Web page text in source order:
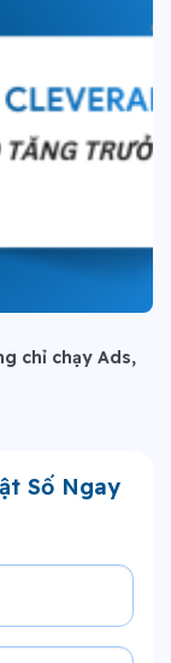
chỉ chạy Ads,
Số Ngay